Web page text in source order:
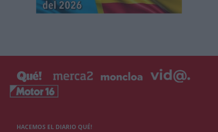
HACEMOS EL DIARIO QUÉ!